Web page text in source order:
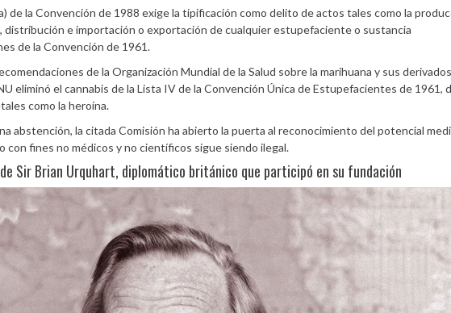
de la Convención de 1988 exige la tipificación como delito de actos tales como la
distribución e importación o exportación de cualquier estupefaciente o sustancia
de la Convención de 1961.
de la Organización Mundial de la Salud sobre la marihuana y sus
eliminó el cannabis de la Lista IV de la Convención Única de Estupefacientes de 1961,
como la heroína.
abstención, la citada Comisión ha abierto la puerta al reconocimiento del potencial
con fines no médicos y no científicos sigue siendo ilegal.
Sir Brian Urquhart, diplomático británico que participó en su fundación